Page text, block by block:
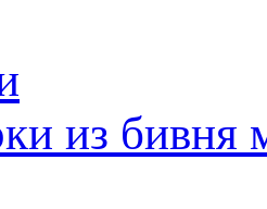
из бивня